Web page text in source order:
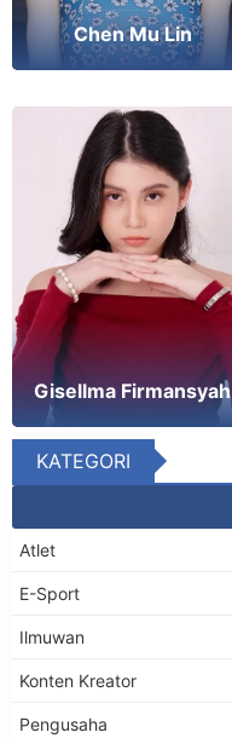
Chen Mu Lin
Gisellma Firmansyah
KATEGORI
Atlet
E-Sport
Ilmuwan
Konten Kreator​
Pengusaha